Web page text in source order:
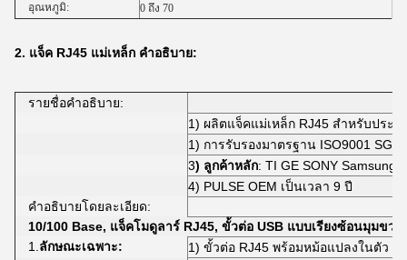
อุณหภูมิ:
0 ถึง 70
2. แจ็ค RJ45 แม่เหล็ก คำอธิบาย:
รายชื่อคำอธิบาย:
1) ผลิตแจ็คแม่เหล็ก RJ45 สำหรับประ
1) การรับรองมาตรฐาน ISO9001 SGS
3) ลูกค้าหลัก: TI GE SONY Samsung
4) PULSE OEM เป็นเวลา 9 ปี
คำอธิบายโดยละเอียด:
10/100 Base, แจ็คโมดูลาร์ RJ45, ขั้วต่อ USB แบบเรียงซ้อนมุมขวา
1. ลักษณะเฉพาะ:
1) ขั้วต่อ RJ45 พร้อมหม้อแปลงในตัว /